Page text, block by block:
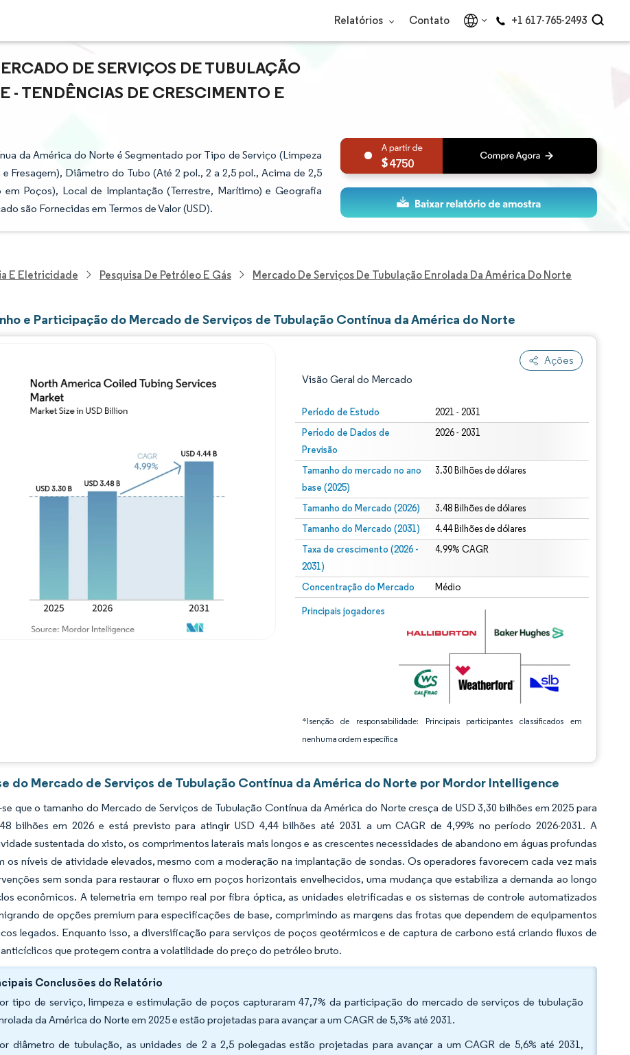
Relatórios Contato +1 617-765-2493
DE SERVIÇOS DE TUBULAÇÃO
- TENDÊNCIAS DE CRESCIMENTO E
da América do Norte é Segmentado por Tipo de Serviço (Limpeza
Fresagem), Diâmetro do Tubo (Até 2 pol., 2 a 2,5 pol., Acima de 2,5
Poços), Local de Implantação (Terrestre, Marítimo) e Geografia
são Fornecidas em Termos de Valor (USD).
4750
E Eletricidade Pesquisa De Petróleo E Gás Mercado De Serviços De Tubulação Enrolada Da América Do Norte
e Participação do Mercado de Serviços de Tubulação Contínua da América do Norte
Ações
Visão Geral do Mercado
Período de Estudo 2021 - 2031
Período de Dados de
Previsão
2026 - 2031
Tamanho do mercado no ano
base (2025)
3.30 Bilhões de dólares
Tamanho do Mercado (2026) 3.48 Bilhões de dólares
Tamanho do Mercado (2031) 4.44 Bilhões de dólares
Taxa de crescimento (2026 -
2031)
4.99% CAGR
Concentração do Mercado Médio
Principais jogadores
*Isenção de responsabilidade: Principais participantes classificados em
nenhuma ordem específica
Imagem © Mordor Intelligence. O reuso requer atribuição conforme CC BY 4.0.
Imagem © Mordor Intelligence. O reuso requer atribuição conforme CC BY 4.0.
do Mercado de Serviços de Tubulação Contínua da América do Norte por Mordor Intelligence
se que o tamanho do Mercado de Serviços de Tubulação Contínua da América do Norte cresça de USD 3,30 bilhões em 2025 para
bilhões em 2026 e está previsto para atingir USD 4,44 bilhões até 2031 a um CAGR de 4,99% no período 2026-2031. A
sustentada do xisto, os comprimentos laterais mais longos e as crescentes necessidades de abandono em águas profundas
os níveis de atividade elevados, mesmo com a moderação na implantação de sondas. Os operadores favorecem cada vez mais
sem sonda para restaurar o fluxo em poços horizontais envelhecidos, uma mudança que estabiliza a demanda ao longo
econômicos. A telemetria em tempo real por fibra óptica, as unidades eletrificadas e os sistemas de controle automatizados
de opções premium para especificações de base, comprimindo as margens das frotas que dependem de equipamentos
legados. Enquanto isso, a diversificação para serviços de poços geotérmicos e de captura de carbono está criando fluxos de
que protegem contra a volatilidade do preço do petróleo bruto.
Conclusões do Relatório
tipo de serviço, limpeza e estimulação de poços capturaram 47,7% da participação do mercado de serviços de tubulação
da América do Norte em 2025 e estão projetadas para avançar a um CAGR de 5,3% até 2031.
diâmetro de tubulação, as unidades de 2 a 2,5 polegadas estão projetadas para avançar a um CAGR de 5,6% até 2031,